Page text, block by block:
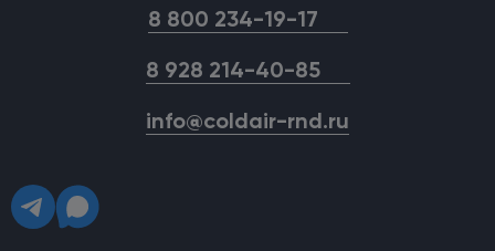
8 800 234-19-17
8 928 214-40-85
info@coldair-rnd.ru